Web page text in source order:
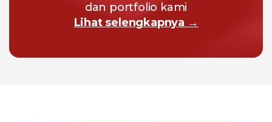
dan portfolio kami
Lihat selengkapnya →